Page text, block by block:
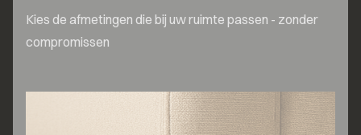
Kies de afmetingen die bij uw ruimte passen - zonder
compromissen